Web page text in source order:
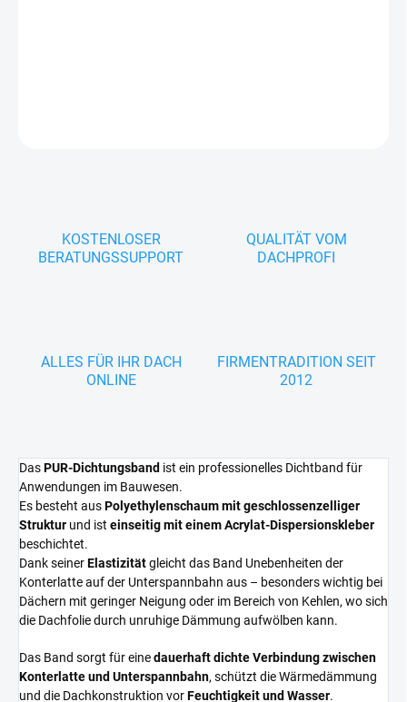
KOSTENLOSER
BERATUNGSSUPPORT
QUALITÄT VOM
DACHPROFI
ALLES FÜR IHR DACH
ONLINE
FIRMENTRADITION SEIT
2012
DasPUR-Dichtungsband ist ein professionelles Dichtband für
Anwendungen im Bauwesen.
Es besteht ausPolyethylenschaum mit geschlossenzelliger
Struktur und ist einseitig mit einem Acrylat-Dispersionskleber
beschichtet.
Dank seinerElastizitätgleicht das Band Unebenheiten der
Konterlatte auf der Unterspannbahn aus – besonders wichtig bei
Dächern mit geringer Neigung oder im Bereich von Kehlen, wo sich
die Dachfolie durch unruhige Dämmung aufwölben kann.
Das Band sorgt für einedauerhaft dichte Verbindung zwischen
Konterlatte und Unterspannbahn, schützt die Wärmedämmung
und die Dachkonstruktion vorFeuchtigkeit und Wasser.